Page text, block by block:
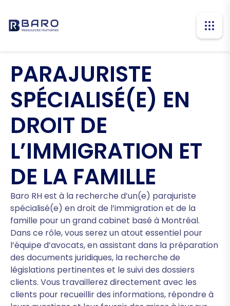
PARAJURISTE
SPÉCIALISÉ(E) EN
DROIT DE
L’IMMIGRATION ET
DE LA FAMILLE
Baro RH est à la recherche d’un(e) parajuriste
spécialisé(e) en droit de l’immigration et de la
famille pour un grand cabinet basé à Montréal.
Dans ce rôle, vous serez un atout essentiel pour
l’équipe d’avocats, en assistant dans la préparation
des documents juridiques, la recherche de
législations pertinentes et le suivi des dossiers
clients. Vous travaillerez directement avec les
clients pour recueillir des informations, répondre à